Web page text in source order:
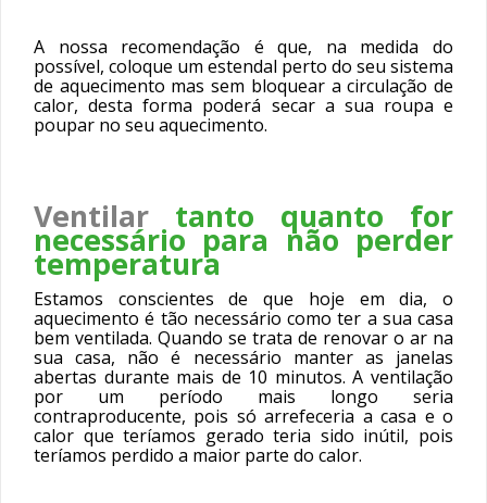
A nossa recomendação é que, na medida do
possível, coloque um estendal perto do seu sistema
de aquecimento mas sem bloquear a circulação de
calor, desta forma poderá secar a sua roupa e
poupar no seu aquecimento.
Ventilar tanto quanto for
necessário para não perder
temperatura
Estamos conscientes de que hoje em dia, o
aquecimento é tão necessário como ter a sua casa
bem ventilada. Quando se trata de renovar o ar na
sua casa, não é necessário manter as janelas
abertas durante mais de 10 minutos. A ventilação
por um período mais longo seria
contraproducente, pois só arrefeceria a casa e o
calor que teríamos gerado teria sido inútil, pois
teríamos perdido a maior parte do calor.